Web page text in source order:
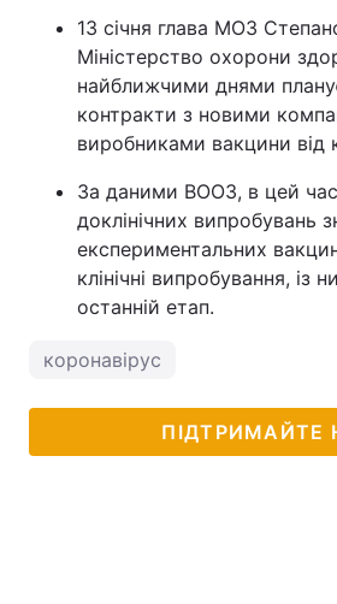
13 січня глава МОЗ
Міністерство охорони
найближчими днями
контракти з новими
виробниками вакцини від
За даними ВООЗ, в цей час
доклінічних випробувань
експериментальних
клінічні випробування, із
останній етап.
коронавірус
ПІДТРИМАЙТЕ